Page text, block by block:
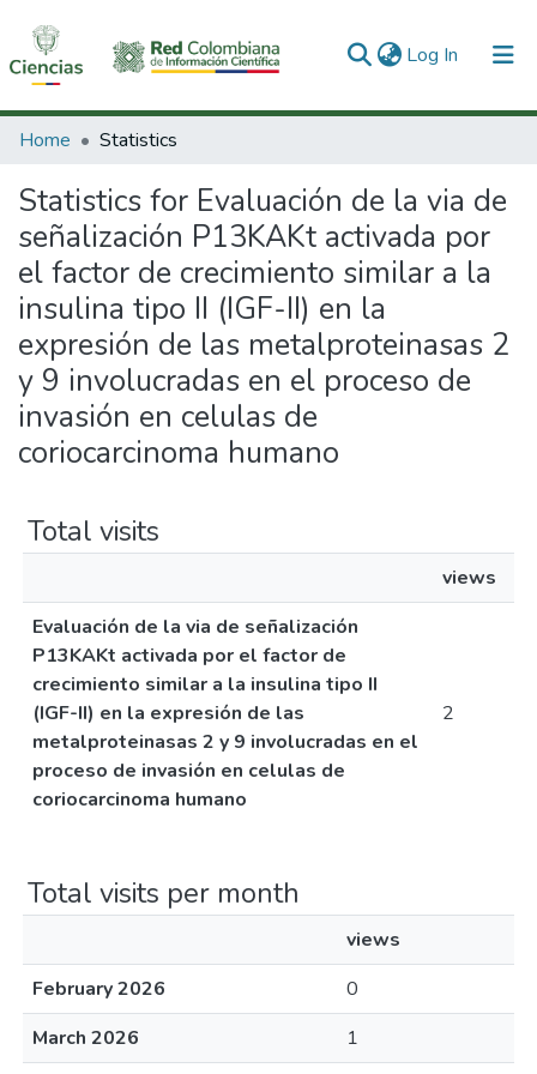
Log In (current)
Communities & Collections
All of DSpace
Home Statistics
Statistics for Evaluación de la via de
señalización P13KAKt activada por
el factor de crecimiento similar a la
insulina tipo II (IGF-II) en la
expresión de las metalproteinasas 2
y 9 involucradas en el proceso de
invasión en celulas de
coriocarcinoma humano
Total visits
views
Evaluación de la via de señalización
P13KAKt activada por el factor de
crecimiento similar a la insulina tipo II
(IGF-II) en la expresión de las
metalproteinasas 2 y 9 involucradas en el
proceso de invasión en celulas de
coriocarcinoma humano
2
Total visits per month
views
February 2026
0
March 2026
1